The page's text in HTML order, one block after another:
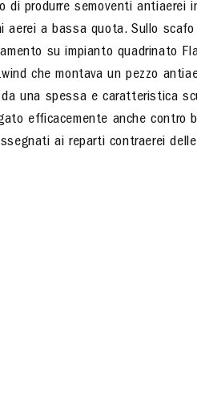
di produrre semoventi antiaerei
a bassa quota. Sullo scafo
su impianto quadrinato
che montava un pezzo
una spessa e caratteristica
efficacemente anche
ai reparti contraerei